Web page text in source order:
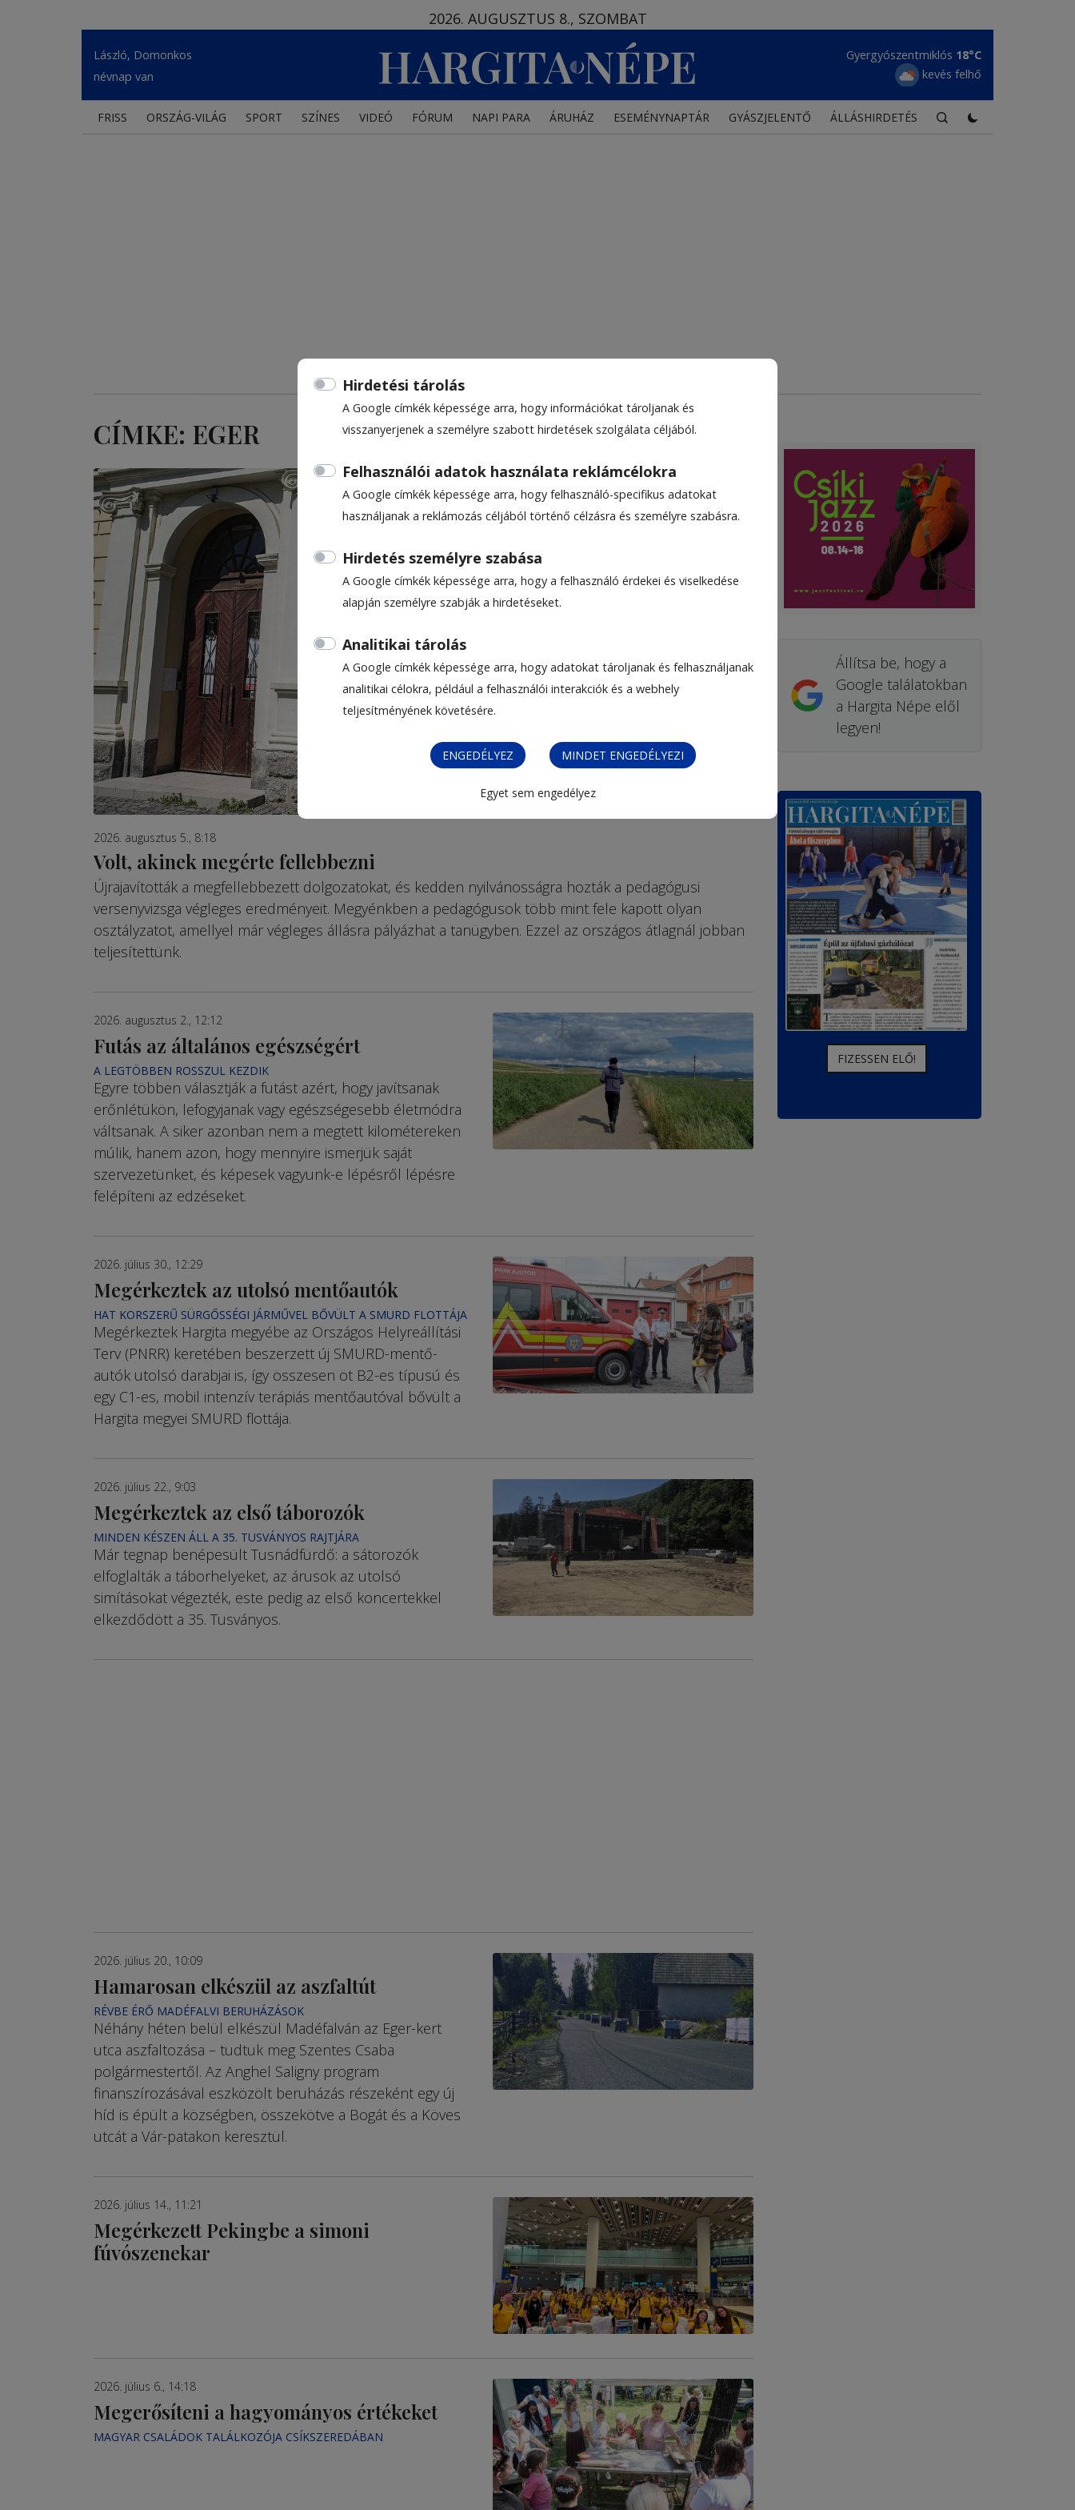
Hirdetési tárolás
A Google címkék képessége arra, hogy információkat tároljanak és
visszanyerjenek a személyre szabott hirdetések szolgálata céljából.
Felhasználói adatok használata reklámcélokra
A Google címkék képessége arra, hogy felhasználó-specifikus adatokat
használjanak a reklámozás céljából történő célzásra és személyre szabásra.
Hirdetés személyre szabása
A Google címkék képessége arra, hogy a felhasználó érdekei és viselkedése
alapján személyre szabják a hirdetéseket.
Analitikai tárolás
A Google címkék képessége arra, hogy adatokat tároljanak és felhasználjanak
analitikai célokra, például a felhasználói interakciók és a webhely
teljesítményének követésére.
ENGEDÉLYEZ MINDET ENGEDÉLYEZI
Egyet sem engedélyez
2026. AUGUSZTUS 8., SZOMBAT
László, Domonkos
névnap van
Gyergyószentmiklós 18°C
kevés felhő
FRISS ORSZÁG-VILÁG SPORT SZÍNES VIDEÓ FÓRUM NAPI PARA ÁRUHÁZ ESEMÉNYNAPTÁR GYÁSZJELENTŐ ÁLLÁSHIRDETÉS
CÍMKE: EGER
2026. augusztus 5., 8:18
Volt, akinek megérte fellebbezni
Újrajavították a megfellebbezett dolgozatokat, és kedden nyilvánosságra hozták a pedagógusi
versenyvizsga végleges eredményeit. Megyénkben a pedagógusok több mint fele kapott olyan
osztályzatot, amellyel már végleges állásra pályázhat a tanügyben. Ezzel az országos átlagnál jobban
teljesítettünk.
2026. augusztus 2., 12:12
Futás az általános egészségért
A LEGTÖBBEN ROSSZUL KEZDIK
Egyre többen választják a futást azért, hogy javítsanak
erőnlétükön, lefogyjanak vagy egészségesebb életmódra
váltsanak. A siker azonban nem a megtett kilométereken
múlik, hanem azon, hogy mennyire ismerjük saját
szervezetünket, és képesek vagyunk-e lépésről lépésre
felépíteni az edzéseket.
2026. július 30., 12:29
Megérkeztek az utolsó mentőautók
HAT KORSZERŰ SÜRGŐSSÉGI JÁRMŰVEL BŐVÜLT A SMURD FLOTTÁJA
Megérkeztek Hargita me­gyébe az Országos Helyreállítási
Terv (PNRR) keretében beszer­zett új SMURD-mentő­
autók utolsó darabjai is, így összesen öt B2-es típusú és
egy C1-es, mobil intenzív terápiás mentőautóval bővült a
Hargita megyei SMURD flottája.
2026. július 22., 9:03
Megérkeztek az első táborozók
MINDEN KÉSZEN ÁLL A 35. TUSVÁNYOS RAJTJÁRA
Már tegnap benépesült Tusnádfürdő: a sátorozók
elfoglalták a táborhelyeket, az árusok az utolsó
simításokat végezték, este pedig az első koncertekkel
elkezdődött a 35. Tusványos.
2026. július 20., 10:09
Hamarosan elkészül az aszfaltút
RÉVBE ÉRŐ MADÉFALVI BERUHÁZÁSOK
Néhány héten belül elkészül Madéfalván az Eger-kert
utca aszfaltozása – tudtuk meg Szentes Csaba
polgármestertől. Az Anghel Saligny program
finanszírozásával eszközölt beruházás részeként egy új
híd is épült a községben, összekötve a Bogát és a Köves
utcát a Vár-patakon keresztül.
2026. július 14., 11:21
Megérkezett Pekingbe a simoni
fúvószenekar
2026. július 6., 14:18
Megerősíteni a hagyományos értékeket
MAGYAR CSALÁDOK TALÁLKOZÓJA CSÍKSZEREDÁBAN
Állítsa be, hogy a
Google találatokban
a Hargita Népe elől
legyen!
FIZESSEN ELŐ!